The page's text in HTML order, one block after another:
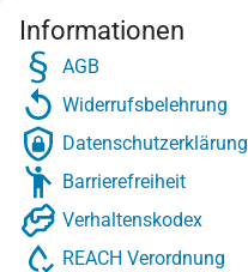
Informationen
AGB
Widerrufsbelehrung
Datenschutzerklärung
Barrierefreiheit
Verhaltenskodex
REACH Verordnung